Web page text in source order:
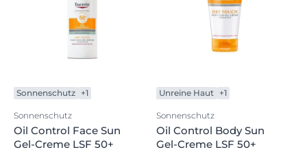
Sonnenschutz +1
Sonnenschutz
Oil Control Face Sun
Gel-Creme LSF 50+
Unreine Haut +1
Sonnenschutz
Oil Control Body Sun
Gel-Creme LSF 50+